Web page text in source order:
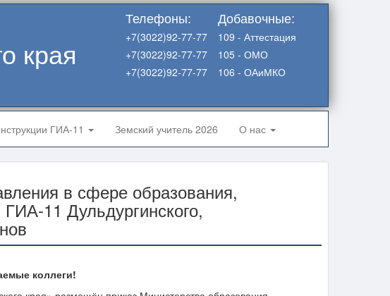
края
Добавочные:
109 - Аттестация
105 - ОМО
106 - ОАиМКО
Телефоны:
+7(3022)92-77-77
+7(3022)92-77-77
+7(3022)92-77-77
ГИА-11 Земский учитель 2026 О нас
в сфере образования,
11 Дульдургинского,
коллеги!